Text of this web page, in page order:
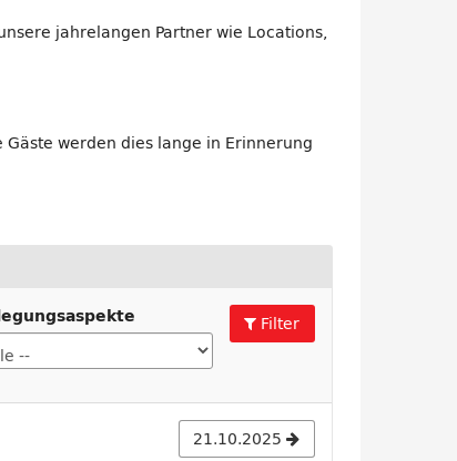
jahrelangen Partner wie Locations,
werden dies lange in Erinnerung
Filter
21.10.2025